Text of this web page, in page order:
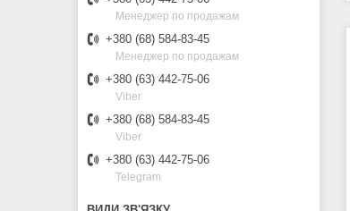
Менеджер по продажам
+380 (68) 584-83-45
Менеджер по продажам
+380 (63) 442-75-06
Viber
+380 (68) 584-83-45
Viber
+380 (63) 442-75-06
Telegram